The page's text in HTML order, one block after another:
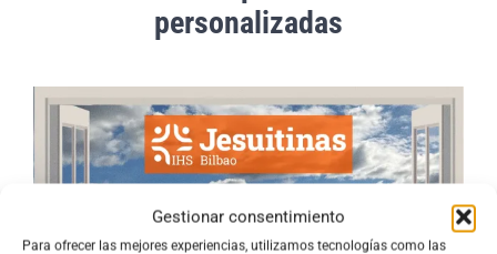
Gestionar consentimiento
Para ofrecer las mejores experiencias, utilizamos tecnologías como las
, donde los rostros de
satisfacción al ver el fruto de su propio sudor han sido el
Este proyecto no solo nos enseña de dónde vienen los
alimentos, sino que fortalece nuestro vínculo con la tierra y el
trabajo colaborativo.
“Plantar un huerto es creer en el mañana”
personalizadas